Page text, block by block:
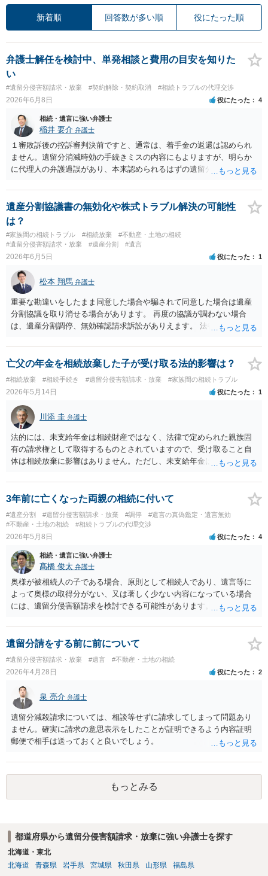
新着順 回答数が多い順 役にたった順
弁護士解任を検討中、単発相談と費用の目安を知りた
い
#遺留分侵害額請求・放棄 #契約解除・契約取消 #相続トラブルの代理交渉
2026年6月8日 役にたった 4
相続・遺言に強い弁護士
稲井 要介 弁護士
１審敗訴後の控訴審判決前ですと、通常は、着手金の返還は認められ
ません。遺留分消滅時効の手続きミスの内容にもよりますが、明らか
に代理人の弁護過誤があり、本来認められるはずの遺留分侵害額請求
が考えられます。和解の余地があるかにもよりますが、このタイミン
グで中途解約しても、新たに受任してくれる弁護士がいるかどうか気
になるところです。弁護士に個別に相談した方が良いと思われます。
遺産分割協議書の無効化や株式トラブル解決の可能性
は？
#家族間の相続トラブル #相続放棄
#不動産・土地の相続
#遺留分侵害額請求・放棄
#遺産分割 #遺言
2026年6月5日 役にたった 1
松本 翔馬 弁護士
重要な勘違いをしたまま同意した場合や騙されて同意した場合は遺産
分割協議を取り消せる場合があります。 再度の協議が調わない場合
は、遺産分割調停、無効確認請求訴訟がありえます。 法律事務所で個
亡父の年金を相続放棄した子が受け取る法的影響は？
#相続放棄 #相続手続き #遺留分侵害額請求・放棄 #家族間の相続トラブル
2026年5月14日 役にたった 1
川添 圭 弁護士
法的には、未支給年金は相続財産ではなく、法律で定められた親族固
有の請求権として取得するものとされていますので、受け取ること自
体は相続放棄に影響はありません。ただし、未支給年金は年金受給口
引き出せるのか、引き出せたとして法定単純承認と誤解されて債権者
から相続放棄を争われるリスクをどう受け止めるか、といった問題だ
3年前に亡くなった両親の相続に付いて
#遺産分割 #遺留分侵害額請求・放棄 #調停
#遺言の真偽鑑定・遺言無効
#不動産・土地の相続
#相続トラブルの代理交渉
2026年5月8日 役にたった 4
相続・遺言に強い弁護士
髙橋 俊太 弁護士
奥様が被相続人の子である場合、原則として相続人であり、遺言等に
よって奥様の取得分がない、又は著しく少ない内容になっている場合
には、遺留分侵害額請求を検討できる可能性があります。ただし、
記の義務化に関する説明と混同されている可能性があります。相続登
記については、不動産を相続で取得したことを知った日から３年以内
に申請する義務があります。一方、遺留分侵害額請求は、相続開始お
よび遺留分を侵害する贈与・遺贈があったことを知った時から１年で
時効にかかります。また、相続開始から１０年が経過すると、認識の
有無にかかわらず行使できなくなります。 奥様がご両親の死亡を最近
まで知らなかったのであれば、少なくとも「知った時から１年」の時
効がいつから進むかは慎重に検討する必要があります。ただし、死亡
から３年が経過しているとのことですので、早急に戸籍、遺言の有
無、不動産登記、遺産分割協議書の有無を確認した方がよいでしょ
う。特に、お姉様側だけで不動産名義を変更している場合、遺言があ
ったのか、遺産分割協議書が作成されているのか、奥様の署名押印が
あるのかが重要です。奥様が何も署名していないのであれば、遺留分
以前に、法定相続分や遺産分割未了の問題として整理すべき場合もあ
ります。 奥様において戸籍謄本、不動産登記簿、固定資産評価証明
遺留分請をする前に前について
#遺留分侵害額請求・放棄 #遺言 #不動産・土地の相続
2026年4月28日 役にたった 2
泉 亮介 弁護士
遺留分減殺請求については、相談等せずに請求してしまって問題あり
ません。確実に請求の意思表示をしたことが証明できるよう内容証明
郵便で相手は送っておくと良いでしょう。
もっとみる
都道府県から遺留分侵害額請求・放棄に強い弁護士を探す
北海道・東北
北海道
青森県 岩手県 宮城県 秋田県 山形県 福島県